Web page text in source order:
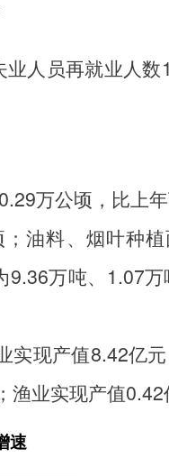
业人员再就业人数
0.29万公顷，比上
；油料、烟叶种
9.36万吨、 1.07万
实现产值8.42亿
；渔业实现产值0.42
速